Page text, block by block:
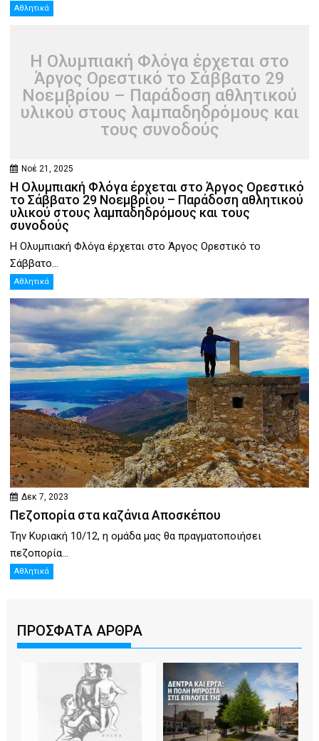
Αθλητικά
Η Ολυμπιακή Φλόγα έρχεται στο
Άργος Ορεστικό το Σάββατο 29
Νοεμβρίου – Παράδοση αθλητικού
υλικού στους λαμπαδηδρόμους και
τους συνοδούς
Νοέ 21, 2025
Η Ολυμπιακή Φλόγα έρχεται στο Άργος Ορεστικό
το Σάββατο 29 Νοεμβρίου – Παράδοση αθλητικού
υλικού στους λαμπαδηδρόμους και τους
συνοδούς
Η Ολυμπιακή Φλόγα έρχεται στο Άργος Ορεστικό το
Σάββατο...
Αθλητικά
Δεκ 7, 2023
Πεζοπορία στα καζάνια Αποσκέπου
Την Κυριακή 10/12, η ομάδα μας θα πραγματοποιήσει
πεζοπορία...
Αθλητικά
ΠΡΟΣΦΑΤΑ ΑΡΘΡΑ